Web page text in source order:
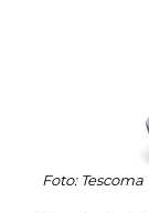
Foto: Tescoma